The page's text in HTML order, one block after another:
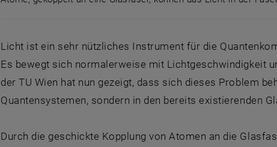
Licht ist ein sehr nützliches Instrument für die
Es bewegt sich normalerweise mit Lichtgeschwindigkeit
der TU Wien hat nun gezeigt, dass sich dieses Problem
Quantensystemen, sondern in den bereits existierenden
Durch die geschickte Kopplung von Atomen an die